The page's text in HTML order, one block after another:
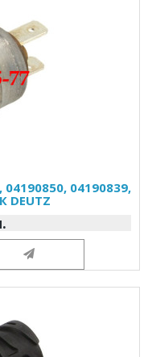
04190850, 04190839,
DEUTZ